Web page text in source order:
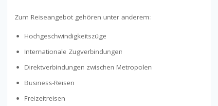
Zum Reiseangebot gehören unter anderem:
Hochgeschwindigkeitszüge
Internationale Zugverbindungen
Direktverbindungen zwischen Metropolen
Business-Reisen
Freizeitreisen